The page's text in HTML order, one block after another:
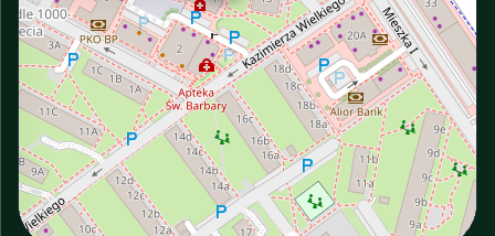
INTERACTIVE VIEW